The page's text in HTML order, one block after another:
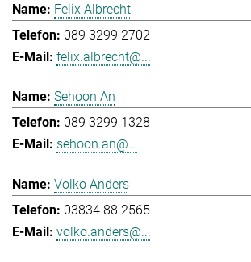
Felix Albrecht
089 3299 2702
felix.albrecht@...
Sehoon An
089 3299 1328
sehoon.an@...
Volko Anders
03834 88 2565
volko.anders@...